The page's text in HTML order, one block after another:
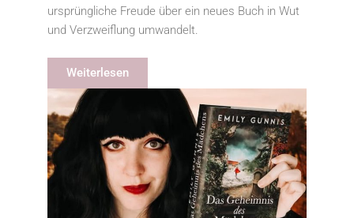
ursprüngliche Freude über ein neues Buch in Wut
und Verzweiflung umwandelt.
Weiterlesen